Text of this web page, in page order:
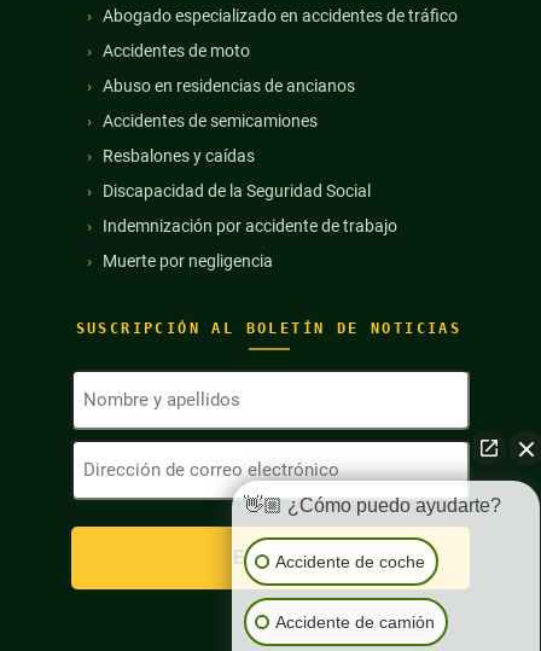
SUSCRIPCIÓN AL BOLETÍN DE NOTICIAS
Nombre
apellidos
Dirección
de
correo
electrónico
(Obligatorio)
Abogado especializado en accidentes de tráfico
Accidentes de moto
Abuso en residencias de ancianos
Accidentes de semicamiones
Resbalones y caídas
Discapacidad de la Seguridad Social
Indemnización por accidente de trabajo
Muerte por negligencia
👋🏼 ¿Cómo puedo ayudarte?
Accidente de coche
Accidente de camión